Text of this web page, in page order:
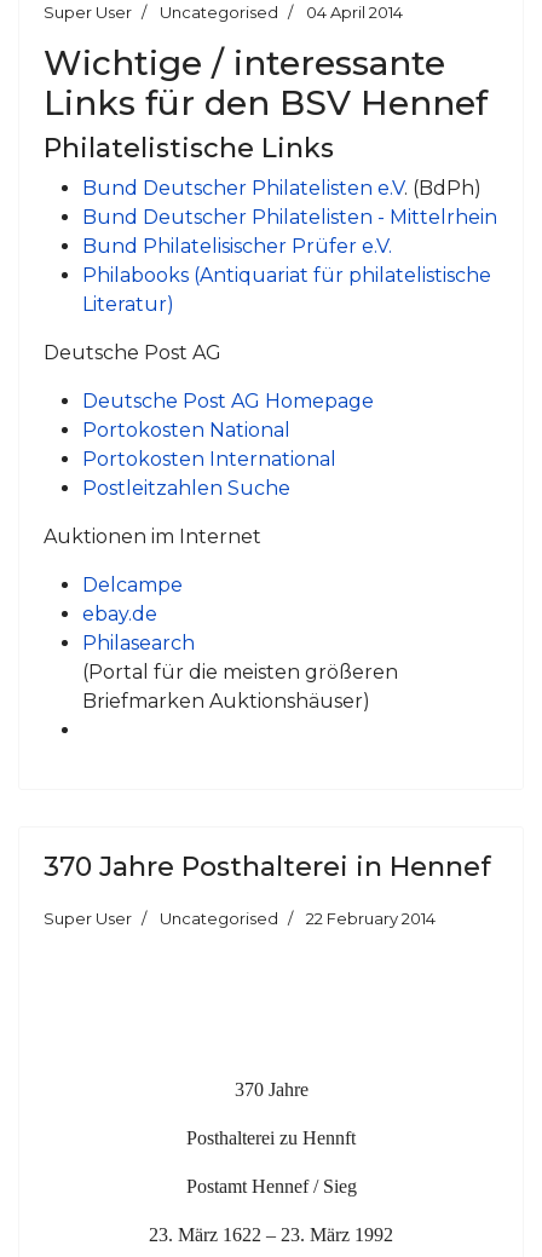
Super User Uncategorised 04 April 2014
Wichtige / interessante
Links für den BSV Hennef
Philatelistische Links
Bund Deutscher Philatelisten e.V. (BdPh)
Bund Deutscher Philatelisten - Mittelrhein
Bund Philatelisischer Prüfer e.V.
Philabooks (Antiquariat für philatelistische
Literatur)
Deutsche Post AG
Deutsche Post AG Homepage
Portokosten National
Portokosten International
Postleitzahlen Suche
Auktionen im Internet
Delcampe
ebay.de
Philasearch
(Portal für die meisten größeren
Briefmarken Auktionshäuser)
370 Jahre Posthalterei in Hennef
Super User Uncategorised 22 February 2014
370 Jahre
Posthalterei zu Hennft
Postamt Hennef / Sieg
23. März 1622 – 23. März 1992